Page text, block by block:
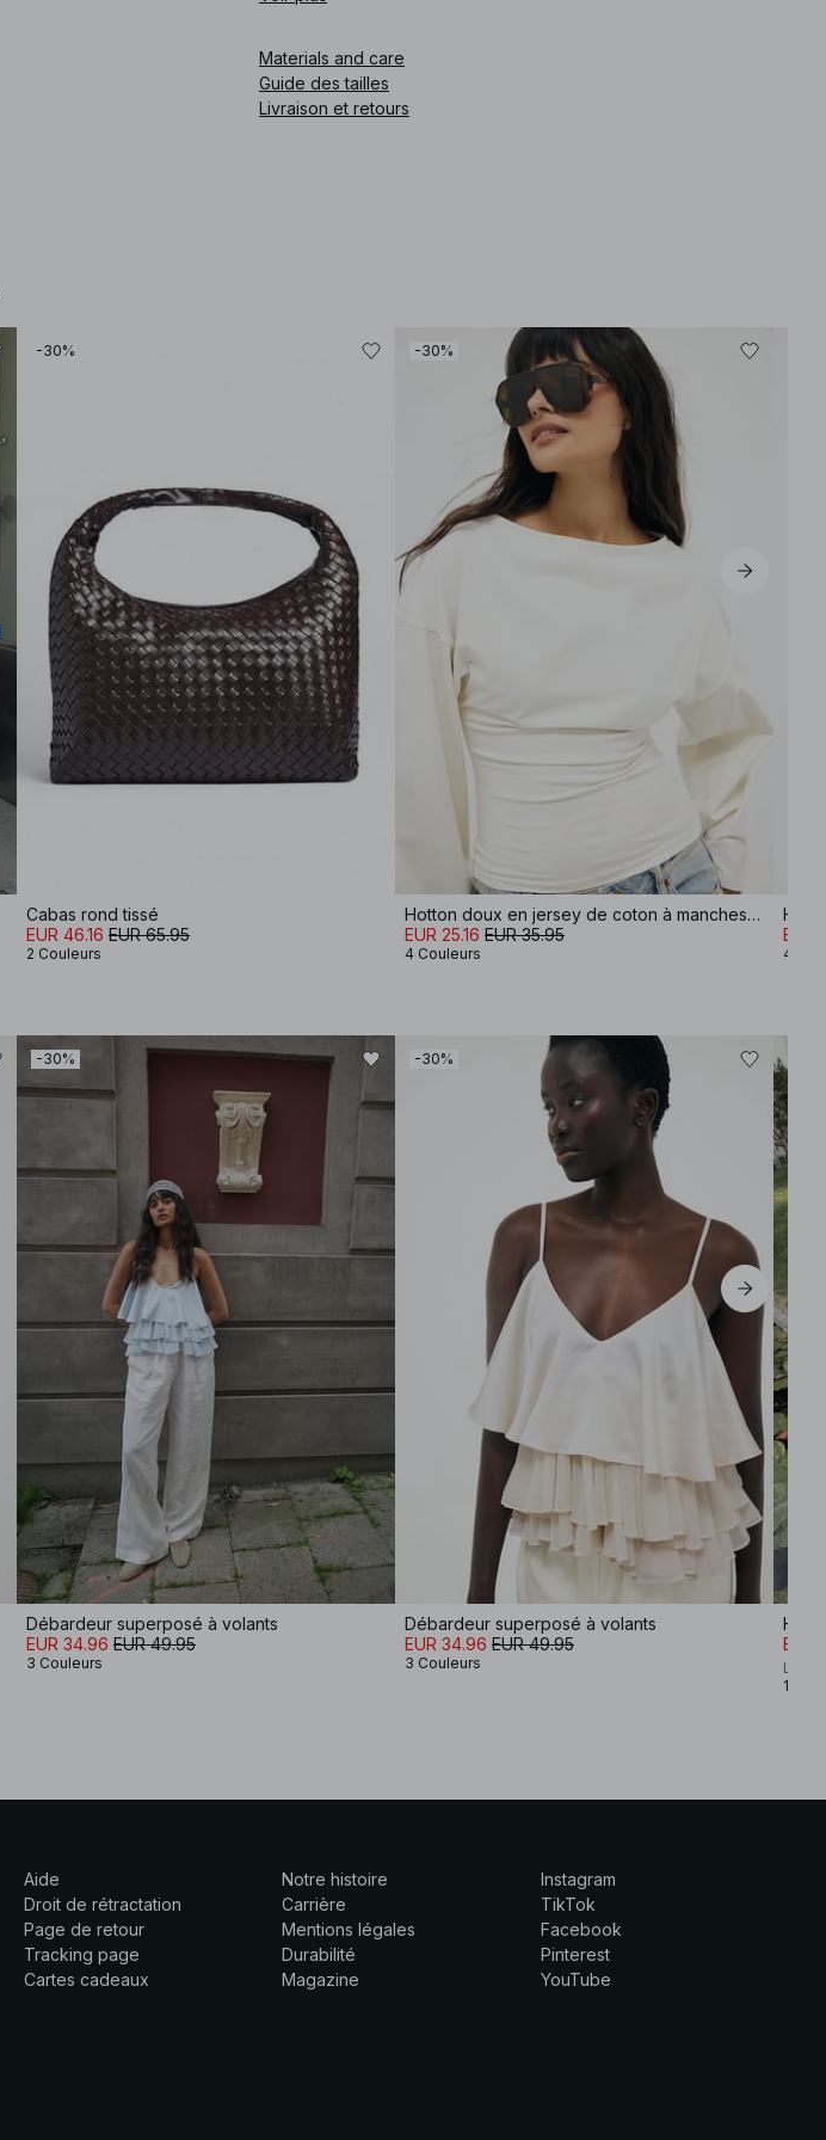
Materials and care
Guide des tailles
Livraison et retours
-30%
Cabas rond tissé
EUR 46.16 EUR 65.95
2 Couleurs
-30%
Hotton doux en jersey de coton à manches larges
EUR 25.16 EUR 35.95
4 Couleurs
EUR
4
-30%
Débardeur superposé à volants
EUR 34.96 EUR 49.95
3 Couleurs
-30%
Débardeur superposé à volants
EUR 34.96 EUR 49.95
3 Couleurs
Haut
EUR
1
Aide
Droit de rétractation
Page de retour
Tracking page
Cartes cadeaux
Notre histoire
Carrière
Mentions légales
Durabilité
Magazine
Instagram
TikTok
Facebook
Pinterest
YouTube